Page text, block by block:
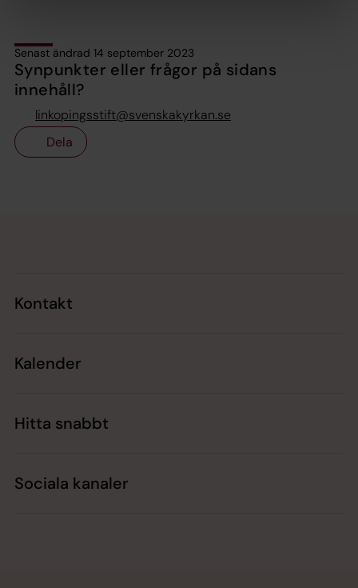
Senast ändrad 14 september 2023
Synpunkter eller frågor på sidans
innehåll?
linkopingsstift@svenskakyrkan.se
Dela
Kontakt
Kalender
Hitta snabbt
Sociala kanaler